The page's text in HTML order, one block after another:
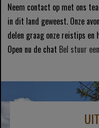
Neem contact op met ons
in dit land geweest. Onze
delen graag onze reistips en
Open nu de chat Bel stuur